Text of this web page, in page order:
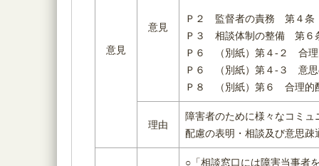
意見
意見
Ｐ２ 監督者の責務 第４
Ｐ３ 相談体制の整備 第
Ｐ６ （別紙）第４-２ 合理
Ｐ６ （別紙）第４-３ 意思
Ｐ８ （別紙）第６ 合理的
理由
障害者のために様々なコミ
配慮の表明・相談及び意思
○「相談窓口には障害当事者